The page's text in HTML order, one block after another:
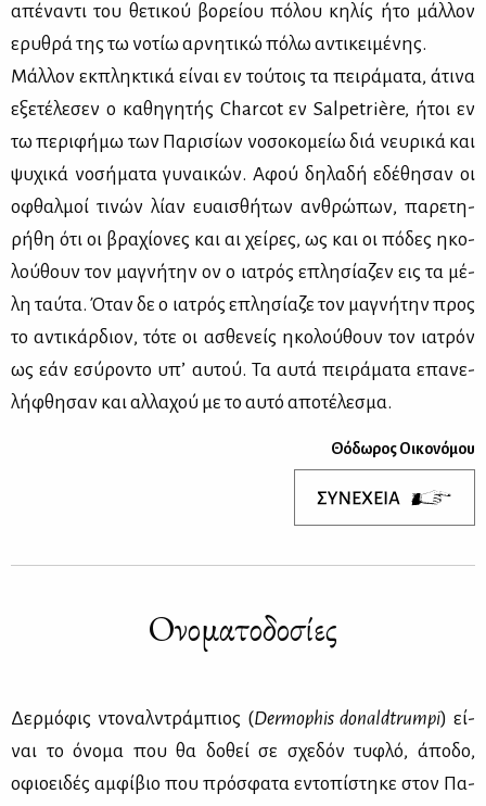
απέ­να­ντι του θε­τι­κού βο­ρεί­ου πό­λου κη­λίς ήτο μάλ­λον
ερυ­θρά της τω νο­τίω αρ­νη­τι­κώ πό­λω αντι­κει­μέ­νης.
Μάλ­λον εκ­πλη­κτι­κά εί­ναι εν τού­τοις τα πει­ρά­μα­τα, άτι­να
εξε­τέ­λε­σεν ο κα­θη­γη­τής Charcot εν Salpetrière, ήτοι εν
τω πε­ρι­φή­μω των Πα­ρι­σί­ων νο­σο­κο­μείω διά νευ­ρι­κά και
ψυ­χι­κά νο­σή­μα­τα γυ­ναι­κών. Αφού δη­λα­δή εδέ­θη­σαν οι
οφθαλ­μοί τι­νών λί­αν ευαι­σθή­των αν­θρώ­πων, πα­ρε­τη­
ρή­θη ότι οι βρα­χί­ο­νες και αι χεί­ρες, ως και οι πό­δες ηκο­
λού­θουν τον μα­γνή­την ον ο ια­τρός επλη­σί­α­ζεν εις τα μέ­
λη ταύ­τα. Όταν δε ο ια­τρός επλη­σί­α­ζε τον μα­γνή­την προς
το αντι­κάρ­διον, τό­τε οι ασθε­νείς ηκο­λού­θουν τον ια­τρόν
ως εάν εσύ­ρο­ντο υπ’ αυ­τού. Τα αυ­τά πει­ρά­μα­τα επα­νε­
λή­φθη­σαν και αλ­λα­χού με το αυ­τό απο­τέ­λε­σμα.
Θό­δω­ρος Οι­κο­νό­μου
Ονο­μα­το­δο­σί­ες
Δερ­μό­φις ντο­ναλ­ντρά­μπιος (Dermophis donaldtrumpi) εί­
ναι το όνο­μα που θα δο­θεί σε σχε­δόν τυ­φλό, άπο­δο,
οφιοει­δές αμ­φί­βιο που πρό­σφα­τα εντο­πί­στη­κε στον Πα­